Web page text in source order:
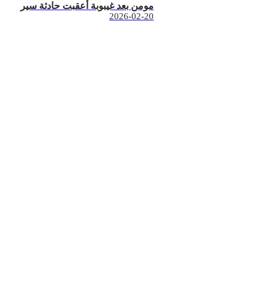
مومن بعد غيبوبة أعقبت حادثة سير
2026-02-20